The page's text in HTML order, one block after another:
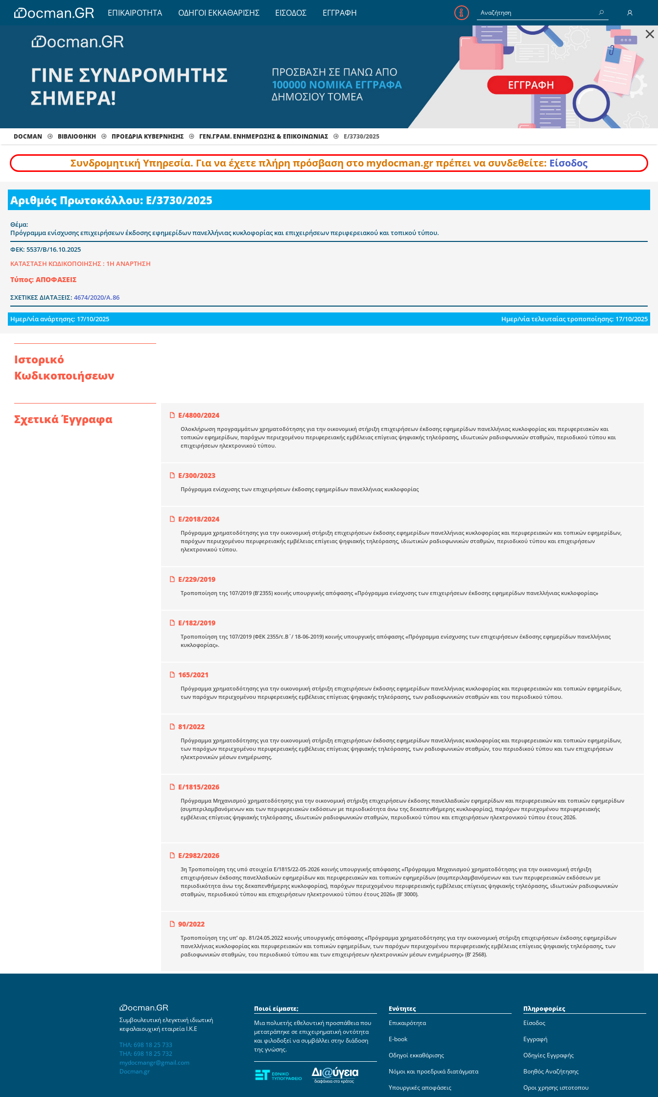
ΕΠΙΚΑΙΡΟΤΗΤΑ ΟΔΗΓΟΙ ΕΚΚΑΘΑΡΙΣΗΣ ΕΙΣΟΔΟΣ ΕΓΓΡΑΦΗ
E-Mail
Κωδικός
Να με θυμάσαι
×
DOCMAN ΒΙΒΛΙΟΘΗΚΗ ΠΡΟΕΔΡΙΑ ΚΥΒΕΡΝΗΣΗΣ ΓΕΝ.ΓΡΑΜ. ΕΝΗΜΈΡΩΣΗΣ & ΕΠΙΚΟΙΝΩΝΊΑΣ Ε/3730/2025
Συνδρομητική Υπηρεσία. Για να έχετε πλήρη πρόσβαση στο mydocman.gr πρέπει να συνδεθείτε: Είσοδος
Αριθμός Πρωτοκόλλου: Ε/3730/2025
Θέμα:
Πρόγραμμα ενίσχυσης επιχειρήσεων έκδοσης εφημερίδων πανελλήνιας κυκλοφορίας και επιχειρήσεων περιφερειακού και τοπικού τύπου.
ΦΕΚ: 5537/Β/16.10.2025
ΚΑΤΑΣΤΑΣΗ ΚΩΔΙΚΟΠΟΙΗΣΗΣ : 1Η ΑΝΑΡΤΗΣΗ
Τύπος: ΑΠΟΦΑΣΕΙΣ
ΣΧΕΤΙΚΕΣ ΔΙΑΤΑΞΕΙΣ: 4674/2020/Α.86
Ημερ/νία ανάρτησης: 17/10/2025 Ημερ/νία τελευταίας τροποποίησης: 17/10/2025
Ιστορικό
Κωδικοποιήσεων
Σχετικά Έγγραφα Ε/4800/2024
Ολοκλήρωση προγραμμάτων χρηματοδότησης για την οικονομική στήριξη επιχειρήσεων έκδοσης εφημερίδων πανελλήνιας κυκλοφορίας και περιφερειακών και
τοπικών εφημερίδων, παρόχων περιεχομένου περιφερειακής εμβέλειας επίγειας ψηφιακής τηλεόρασης, ιδιωτικών ραδιοφωνικών σταθμών, περιοδικού τύπου και
επιχειρήσεων ηλεκτρονικού τύπου.
Ε/300/2023
Πρόγραμμα ενίσχυσης των επιχειρήσεων έκδοσης εφημερίδων πανελλήνιας κυκλοφορίας
Ε/2018/2024
Πρόγραμμα χρηματοδότησης για την οικονομική στήριξη επιχειρήσεων έκδοσης εφημερίδων πανελλήνιας κυκλοφορίας και περιφερειακών και τοπικών εφημερίδων,
παρόχων περιεχομένου περιφερειακής εμβέλειας επίγειας ψηφιακής τηλεόρασης, ιδιωτικών ραδιοφωνικών σταθμών, περιοδικού τύπου και επιχειρήσεων
ηλεκτρονικού τύπου.
Ε/229/2019
Τροποποίηση της 107/2019 (Β'2355) κοινής υπουργικής απόφασης «Πρόγραμμα ενίσχυσης των επιχειρήσεων έκδοσης εφημερίδων πανελλήνιας κυκλοφορίας»
E/182/2019
Tροποποίηση της 107/2019 (ΦΕΚ 2355/τ.Β΄/ 18-06-2019) κοινής υπουργικής απόφασης «Πρόγραμμα ενίσχυσης των επιχειρήσεων έκδοσης εφημερίδων πανελλήνιας
κυκλοφορίας».
165/2021
Πρόγραμμα χρηματοδότησης για την οικονομική στήριξη επιχειρήσεων έκδοσης εφημερίδων πανελλήνιας κυκλοφορίας και περιφερειακών και τοπικών εφημερίδων,
των παρόχων περιεχομένου περιφερειακής εμβέλειας επίγειας ψηφιακής τηλεόρασης, των ραδιοφωνικών σταθμών και του περιοδικού τύπου.
81/2022
Πρόγραμμα χρηματοδότησης για την οικονομική στήριξη επιχειρήσεων έκδοσης εφημερίδων πανελλήνιας κυκλοφορίας και περιφερειακών και τοπικών εφημερίδων,
των παρόχων περιεχομένου περιφερειακής εμβέλειας επίγειας ψηφιακής τηλεόρασης, των ραδιοφωνικών σταθμών, του περιοδικού τύπου και των επιχειρήσεων
ηλεκτρονικών μέσων ενημέρωσης.
Ε/1815/2026
Πρόγραμμα Μηχανισμού χρηματοδότησης για την οικονομική στήριξη επιχειρήσεων έκδοσης πανελλαδικών εφημερίδων και περιφερειακών και τοπικών εφημερίδων
(συμπεριλαμβανόμενων και των περιφερειακών εκδόσεων με περιοδικότητα άνω της δεκαπενθήμερης κυκλοφορίας), παρόχων περιεχομένου περιφερειακής
εμβέλειας επίγειας ψηφιακής τηλεόρασης, ιδιωτικών ραδιοφωνικών σταθμών, περιοδικού τύπου και επιχειρήσεων ηλεκτρονικού τύπου έτους 2026.
Ε/2982/2026
3η Τροποποίηση της υπό στοιχεία Ε/1815/22-05-2026 κοινής υπουργικής απόφασης «Πρόγραμμα Μηχανισμού χρηματοδότησης για την οικονομική στήριξη
επιχειρήσεων έκδοσης πανελλαδικών εφημερίδων και περιφερειακών και τοπικών εφημερίδων (συμπεριλαμβανόμενων και των περιφερειακών εκδόσεων με
περιοδικότητα άνω της δεκαπενθήμερης κυκλοφορίας), παρόχων περιεχομένου περιφερειακής εμβέλειας επίγειας ψηφιακής τηλεόρασης, ιδιωτικών ραδιοφωνικών
σταθμών, περιοδικού τύπου και επιχειρήσεων ηλεκτρονικού τύπου έτους 2026» (Β’ 3000).
90/2022
Τροποποίηση της υπ’ αρ. 81/24.05.2022 κοινής υπουργικής απόφασης «Πρόγραμμα χρηματοδότησης για την οικονομική στήριξη επιχειρήσεων έκδοσης εφημερίδων
πανελλήνιας κυκλοφορίας και περιφερειακών και τοπικών εφημερίδων, των παρόχων περιεχομένου περιφερειακής εμβέλειας επίγειας ψηφιακής τηλεόρασης, των
ραδιοφωνικών σταθμών, του περιοδικού τύπου και των επιχειρήσεων ηλεκτρονικών μέσων ενημέρωσης» (Β’ 2568).
Συμβουλευτική ελεγκτική ιδιωτική
κεφαλαιουχική εταιρεία Ι.Κ.Ε
ΤΗΛ: 698 18 25 733
ΤΗΛ: 698 18 25 732
mydocmangr@gmail.com
Docman.gr
Ποιοί είμαστε;
Μια πολυετής εθελοντική προσπάθεια που
μετατράπηκε σε επιχειρηματική οντότητα
και φιλοδοξεί να συμβάλλει στην διάδοση
της γνώσης.
Ενότητες
Επικαιρότητα
E-book
Οδηγοί εκκαθάρισης
Νόμοι και προεδρικά διατάγματα
Υπουργικές αποφάσεις
Πληροφορίες
Είσοδος
Εγγραφή
Οδηγίες Εγγραφής
Βοηθός Αναζήτησης
Οροι χρησης ιστοτοπου